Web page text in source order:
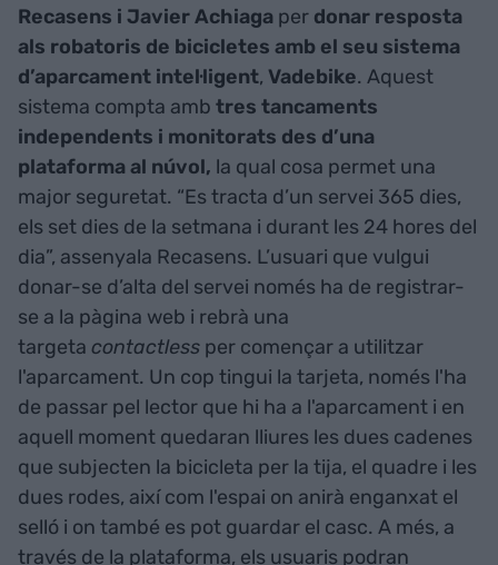
Recasens i Javier Achiaga per donar resposta
als robatoris de bicicletes amb el seu sistema
d’aparcament intel·ligent, Vadebike. Aquest
sistema compta amb tres tancaments
independents i monitorats des d’una
plataforma al núvol, la qual cosa permet una
major seguretat. “Es tracta d’un servei 365 dies,
els set dies de la setmana i durant les 24 hores del
dia”, assenyala Recasens. L’usuari que vulgui
donar-se d’alta del servei només ha de registrar-
se a la pàgina web i rebrà una
targeta contactless per començar a utilitzar
l'aparcament. Un cop tingui la tarjeta, només l'ha
de passar pel lector que hi ha a l'aparcament i en
aquell moment quedaran lliures les dues cadenes
que subjecten la bicicleta per la tija, el quadre i les
dues rodes, així com l'espai on anirà enganxat el
selló i on també es pot guardar el casc. A més, a
través de la plataforma, els usuaris podran